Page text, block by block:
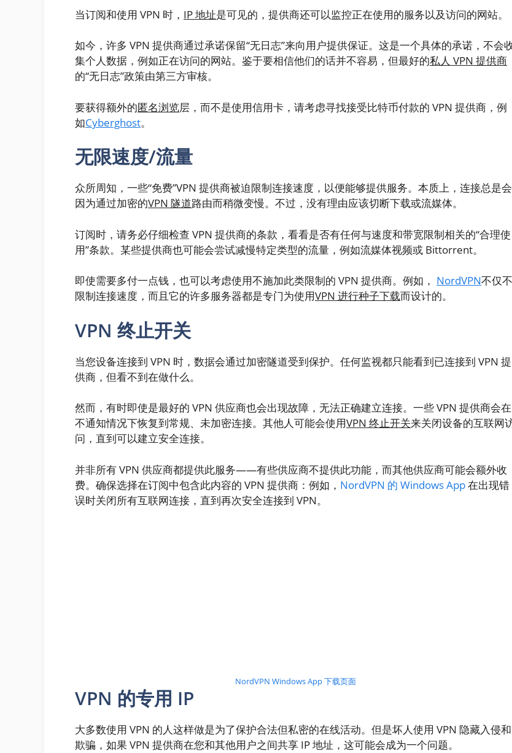
当订阅和使用 VPN 时， IP 地址是可见的，提供商还可以监控正在使用的服务以及访问的网站。
如今，许多 VPN 提供商通过承诺保留“无日志”来向用户提供保证。这是一个具体的承诺，不会
集个人数据，例如正在访问的网站。鉴于要相信他们的话并不容易，但最好的私人 VPN 提供商
的“无日志”政策由第三方审核。
要获得额外的匿名浏览层，而不是使用信用卡，请考虑寻找接受比特币付款的 VPN 提供商，例
如Cyber​​ghost。
无限速度/流量
众所周知，一些“免费”VPN 提供商被迫限制连接速度，以便能够提供服务。本质上，连接总是会
因为通过加密的VPN 隧道路由而稍微变慢。不过，没有理由应该切断下载或流媒体。
订阅时，请务必仔细检查 VPN 提供商的条款，看看是否有任何与速度和带宽限制相关的“合理使
用”条款。某些提供商也可能会尝试减慢特定类型的流量，例如流媒体视频或 Bittorrent。
即使需要多付一点钱，也可以考虑使用不施加此类限制的 VPN 提供商。例如， NordVPN不仅不
限制连接速度，而且它的许多服务器都是专门为使用VPN 进行种子下载而设计的。
VPN 终止开关
当您设备连接到 VPN 时，数据会通过加密隧道受到保护。任何监视都只能看到已连接到 VPN 提
供商，但看不到在做什么。
然而，有时即使是最好的 VPN 供应商也会出现故障，无法正确建立连接。一些 VPN 提供商会在
不通知情况下恢复到常规、未加密连接。其他人可能会使用VPN 终止开关来关闭设备的互联网
问，直到可以建立安全连接。
并非所有 VPN 供应商都提供此服务——有些供应商不提供此功能，而其他供应商可能会额外收
费。确保选择在订阅中包含此内容的 VPN 提供商：例如， NordVPN 的 Windows App在出现错
误时关闭所有互联网连接，直到再次安全连接到 VPN。
NordVPN Windows App 下载页面
VPN 的专用 IP
大多数使用 VPN 的人这样做是为了保护合法但私密的在线活动。但是坏人使用 VPN 隐藏入侵和
欺骗，如果 VPN 提供商在您和其他用户之间共享 IP 地址，这可能会成为一个问题。